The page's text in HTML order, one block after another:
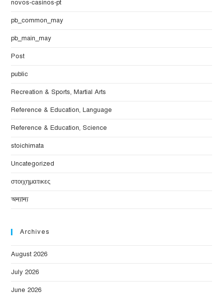
novos-casinos-pt
pb_common_may
pb_main_may
Post
public
Recreation & Sports, Martial Arts
Reference & Education, Language
Reference & Education, Science
stoichimata
Uncategorized
στοιχηματικες
অন্যান্য
Archives
August 2026
July 2026
June 2026